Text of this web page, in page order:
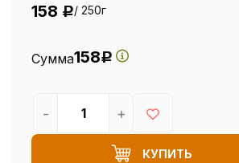
158 Р/ 250г
Сумма158Р
КУПИТЬ
- +